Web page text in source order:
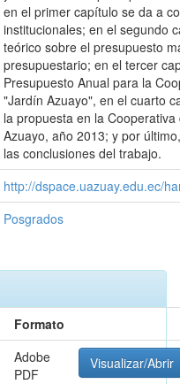
en el primer capítulo se da a
institucionales; en el segundo
teórico sobre el presupuesto
presupuestario; en el tercer
Presupuesto Anual para la
"Jardín Azuayo", en el cuarto
la propuesta en la
Azuayo, año 2013; y por
las conclusiones del trabajo.
http://dspace.uazuay.edu.ec/
Posgrados
Formato
Adobe
PDF
Visualizar/Abrir